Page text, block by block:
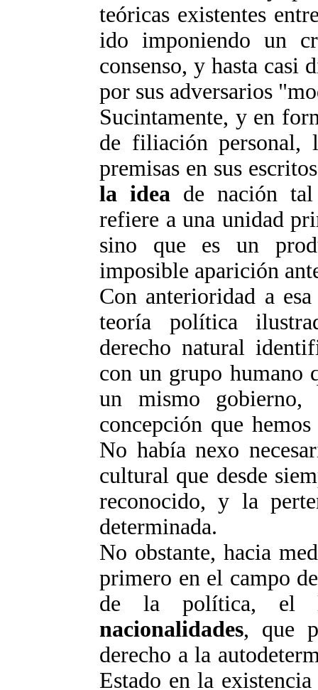
teóricas existentes
ido imponiendo un
consenso, y hasta casi
por sus adversarios
Sucintamente, y en
de filiación personal,
premisas en sus
la idea de nación
refiere a una unidad
sino que es un
imposible aparición
Con anterioridad a
teoría política
derecho natural
con un grupo humano
un mismo
concepción que
No había nexo
cultural que desde
reconocido, y la
determinada.
No obstante, hacia
primero en el campo
de la política, el
nacionalidades, que
derecho a la
Estado en la